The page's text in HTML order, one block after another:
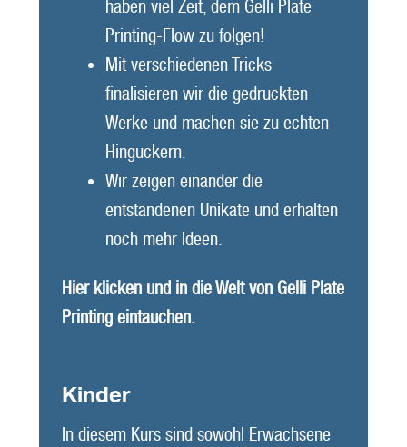
haben viel Zeit, dem Gelli Plate
Printing-Flow zu folgen!
Mit verschiedenen Tricks
finalisieren wir die gedruckten
Werke und machen sie zu echten
Hinguckern.
Wir zeigen einander die
entstandenen Unikate und erhalten
noch mehr Ideen.
Hier klicken und in die Welt von Gelli Plate
Printing eintauchen.
Kinder
In diesem Kurs sind sowohl Erwachsene